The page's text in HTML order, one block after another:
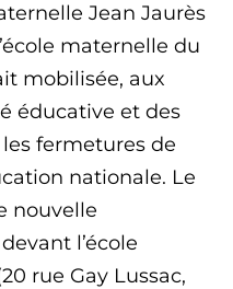
Jean Jaurès
maternelle du
mobilisée, aux
éducative et des
les fermetures de
nationale. Le
nouvelle
l’école
rue Gay Lussac,